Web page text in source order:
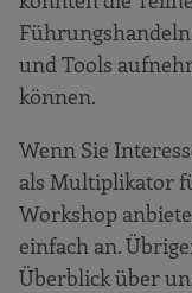
und Tools
können.
Wenn Sie
als Multiplikator
Workshop
einfach an.
Überblick über